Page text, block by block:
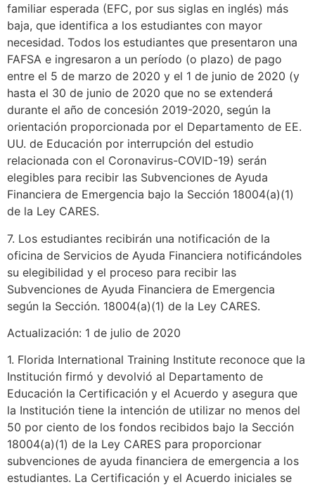
familiar esperada (EFC, por sus siglas en inglés) más
baja, que identifica a los estudiantes con mayor
necesidad. Todos los estudiantes que presentaron una
FAFSA e ingresaron a un período (o plazo) de pago
entre el 5 de marzo de 2020 y el 1 de junio de 2020 (y
hasta el 30 de junio de 2020 que no se extenderá
durante el año de concesión 2019-2020, según la
orientación proporcionada por el Departamento de EE.
UU. de Educación por interrupción del estudio
relacionada con el Coronavirus-COVID-19) serán
elegibles para recibir las Subvenciones de Ayuda
Financiera de Emergencia bajo la Sección 18004(a)(1)
de la Ley CARES.
7. Los estudiantes recibirán una notificación de la
oficina de Servicios de Ayuda Financiera notificándoles
su elegibilidad y el proceso para recibir las
Subvenciones de Ayuda Financiera de Emergencia
según la Sección. 18004(a)(1) de la Ley CARES.
Actualización: 1 de julio de 2020
1. Florida International Training Institute reconoce que la
Institución firmó y devolvió al Departamento de
Educación la Certificación y el Acuerdo y asegura que
la Institución tiene la intención de utilizar no menos del
50 por ciento de los fondos recibidos bajo la Sección
18004(a)(1) de la Ley CARES para proporcionar
subvenciones de ayuda financiera de emergencia a los
estudiantes. La Certificación y el Acuerdo iniciales se